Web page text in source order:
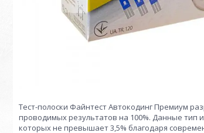
Тест-полоски Файнтест Автокодинг Премиум
проводимых результатов на 100%. Данные тип
которых не превышает 3,5% благодаря